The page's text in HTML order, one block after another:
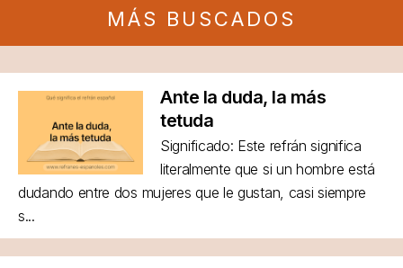
MÁS BUSCADOS
Ante la duda, la más
tetuda
Significado: Este refrán significa
literalmente que si un hombre está
dudando entre dos mujeres que le gustan, casi siempre
s...